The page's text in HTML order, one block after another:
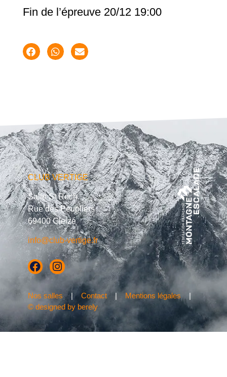
Fin de l’épreuve 20/12 19:00
CLUB VERTIGE
Salle St Roch
Rue des Peupliers
69400 Gleizé
info@club-vertige.fr
Nos salles | Contact| Mentions légales|
© designed by berely